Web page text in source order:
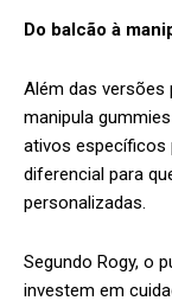
Do balcão à
Além das versões
manipula
ativos específicos
diferencial para
personalizadas.
Segundo Rogy, o
investem em